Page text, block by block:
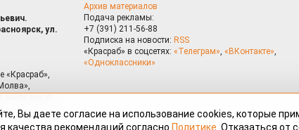
ул.
«Красраб»,
сайта могут
Архив материалов
Подача рекламы:
+7 (391) 211-56-88
Подписка на новости: RSS
«Красраб» в соцсетях: «Телеграм», «ВКонтакте»,
«Одноклассники»
Вы даете согласие на использование cookies, которые
качества рекомендаций согласно Политике . Отказаться от